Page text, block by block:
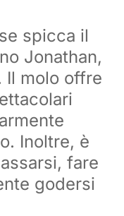
spicca il
Jonathan,
Il molo offre
Inoltre, è
fare
godersi